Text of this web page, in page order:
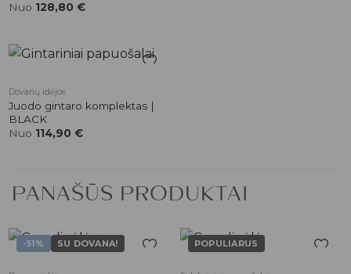
Nuo 128,80 €
patikusios
prekės
Dovanų idėjos
Juodo gintaro komplektas |
BLACK
Nuo 114,90 €
PANAŠŪS PRODUKTAI
-51% SU DOVANA! POPULIARUS